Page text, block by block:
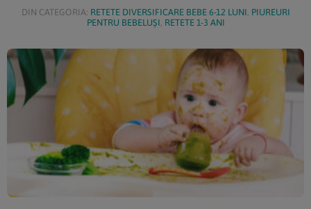
DIN CATEGORIA: RETETE DIVERSIFICARE BEBE 6-12 LUNI PIUREURI
PENTRU BEBELUȘI RETETE 1-3 ANI